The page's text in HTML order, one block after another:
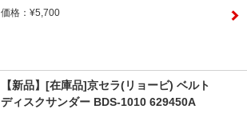
価格：¥5,700
【新品】[在庫品]京セラ(リョービ) ベルト
ディスクサンダー BDS-1010 629450A